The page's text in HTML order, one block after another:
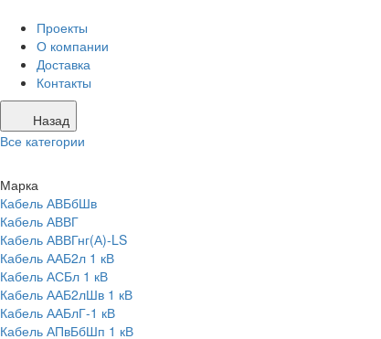
Проекты
О компании
Доставка
Контакты
Назад
Все категории
Марка
Кабель АВБбШв
Кабель АВВГ
Кабель АВВГнг(А)-LS
Кабель ААБ2л 1 кВ
Кабель АСБл 1 кВ
Кабель ААБ2лШв 1 кВ
Кабель ААБлГ-1 кВ
Кабель АПвБбШп 1 кВ